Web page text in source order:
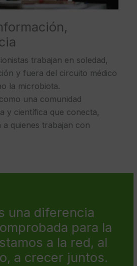
trabajan en soledad,
y fuera del circuito médico
la microbiota.
una comunidad
y científica que conecta,
quienes trabajan con
una diferencia
para la
a la red, al
a crecer juntos.